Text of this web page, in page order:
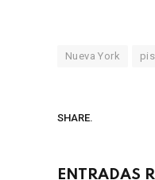
Nueva York
SHARE.
ENTRADAS